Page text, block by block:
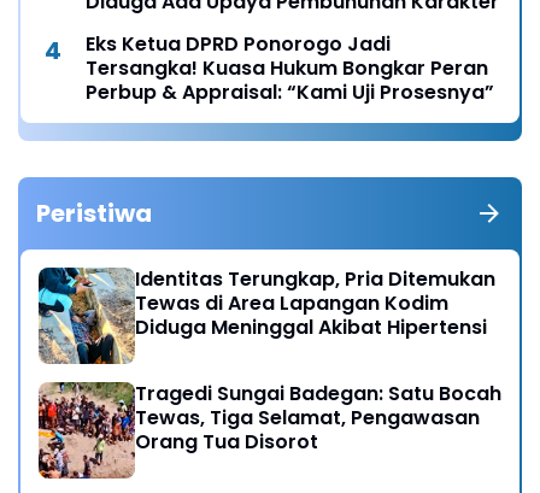
Eks Ketua DPRD Ponorogo Jadi
Tersangka! Kuasa Hukum Bongkar Peran
Perbup & Appraisal: “Kami Uji Prosesnya”
Peristiwa
Identitas Terungkap, Pria Ditemukan
Tewas di Area Lapangan Kodim
Diduga Meninggal Akibat Hipertensi
Tragedi Sungai Badegan: Satu Bocah
Tewas, Tiga Selamat, Pengawasan
Orang Tua Disorot